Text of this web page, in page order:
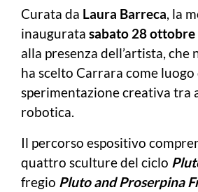
Curata da Laura Barreca, la
inaugurata sabato 28
alla presenza dell’artista,
ha scelto Carrara come luogo
sperimentazione creativa tra
robotica.
Il percorso espositivo
quattro sculture del ciclo
fregio Pluto and Proserpina